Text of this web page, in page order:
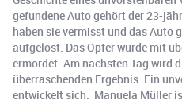
gefundene Auto gehört der 23-
haben sie vermisst und das Auto
aufgelöst. Das Opfer wurde mit
ermordet. Am nächsten Tag wird
überraschenden Ergebnis. Ein
entwickelt sich. Manuela Müller